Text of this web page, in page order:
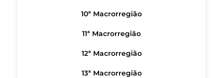
10ª Macrorregião
11ª Macrorregião
12ª Macrorregião
13ª Macrorregião